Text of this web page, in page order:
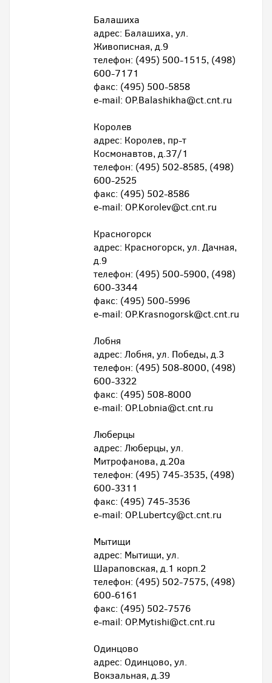
Балашиха
адрес: Балашиха, ул.
Живописная, д.9
телефон: (495) 500-1515, (498)
600-7171
факс: (495) 500-5858
e-mail: OP.Balashikha@ct.cnt.ru
Королев
адрес: Королев, пр-т
Космонавтов, д.37/1
телефон: (495) 502-8585, (498)
600-2525
факс: (495) 502-8586
e-mail: OP.Korolev@ct.cnt.ru
Красногорск
адрес: Красногорск, ул. Дачная,
д.9
телефон: (495) 500-5900, (498)
600-3344
факс: (495) 500-5996
e-mail: OP.Krasnogorsk@ct.cnt.ru
Лобня
адрес: Лобня, ул. Победы, д.3
телефон: (495) 508-8000, (498)
600-3322
факс: (495) 508-8000
e-mail: OP.Lobnia@ct.cnt.ru
Люберцы
адрес: Люберцы, ул.
Митрофанова, д.20а
телефон: (495) 745-3535, (498)
600-3311
факс: (495) 745-3536
e-mail: OP.Lubertcy@ct.cnt.ru
Мытищи
адрес: Мытищи, ул.
Шараповская, д.1 корп.2
телефон: (495) 502-7575, (498)
600-6161
факс: (495) 502-7576
e-mail: OP.Mytishi@ct.cnt.ru
Одинцово
адрес: Одинцово, ул.
Вокзальная, д.39